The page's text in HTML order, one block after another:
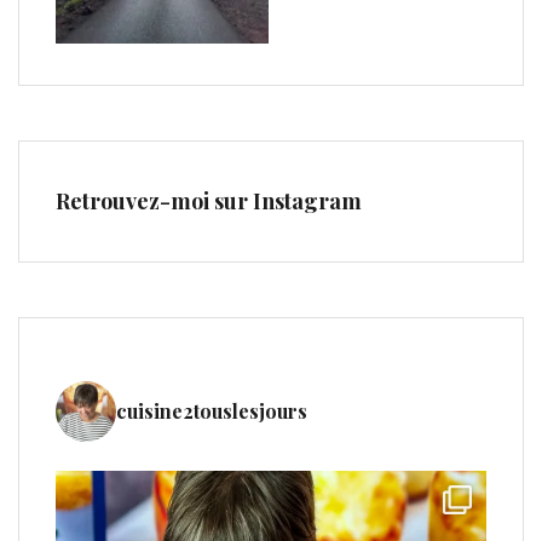
Retrouvez-moi sur Instagram
cuisine2touslesjours